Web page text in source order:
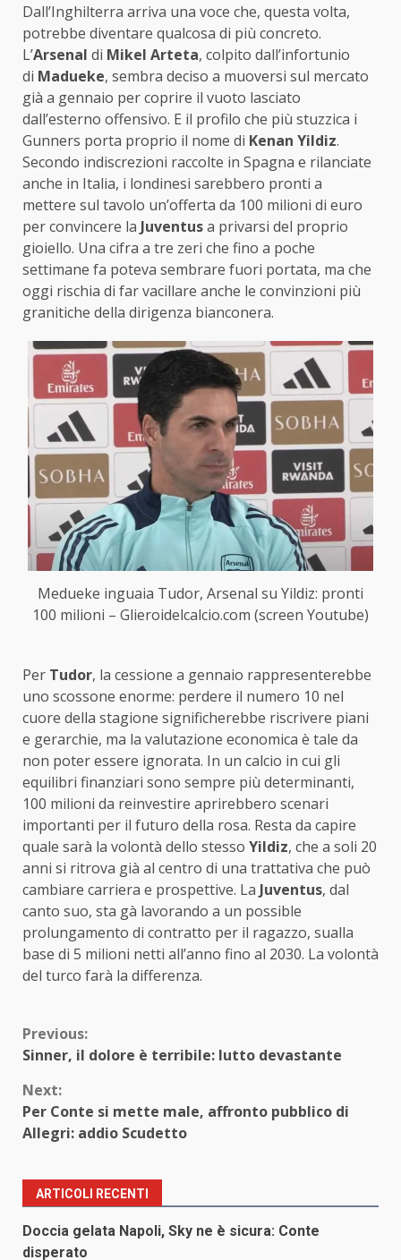
Dall’Inghilterra arriva una voce che, questa volta,
potrebbe diventare qualcosa di più concreto.
L’Arsenal di Mikel Arteta, colpito dall’infortunio
di Madueke, sembra deciso a muoversi sul mercato
già a gennaio per coprire il vuoto lasciato
dall’esterno offensivo. E il profilo che più stuzzica i
Gunners porta proprio il nome di Kenan Yildiz.
Secondo indiscrezioni raccolte in Spagna e rilanciate
anche in Italia, i londinesi sarebbero pronti a
mettere sul tavolo un’offerta da 100 milioni di euro
per convincere la Juventusa privarsi del proprio
gioiello. Una cifra a tre zeri che fino a poche
settimane fa poteva sembrare fuori portata, ma che
oggi rischia di far vacillare anche le convinzioni più
granitiche della dirigenza bianconera.
Medueke inguaia Tudor, Arsenal su Yildiz: pronti
100 milioni – Glieroidelcalcio.com (screen Youtube)
Per Tudor, la cessione a gennaio rappresenterebbe
uno scossone enorme: perdere il numero 10 nel
cuore della stagione significherebbe riscrivere piani
e gerarchie, ma la valutazione economica è tale da
non poter essere ignorata. In un calcio in cui gli
equilibri finanziari sono sempre più determinanti,
100 milioni da reinvestire aprirebbero scenari
importanti per il futuro della rosa. Resta da capire
quale sarà la volontà dello stesso Yildiz, che a soli 20
anni si ritrova già al centro di una trattativa che può
cambiare carriera e prospettive. La Juventus, dal
canto suo, sta gà lavorando a un possible
prolungamento di contratto per il ragazzo, sualla
base di 5 milioni netti all’anno fino al 2030. La volontà
del turco farà la differenza.
Continue
Previous:
Sinner, il dolore è terribile: lutto devastante
Next:
Per Conte si mette male, affronto pubblico di
Allegri: addio Scudetto
ARTICOLI RECENTI
Doccia gelata Napoli, Sky ne è sicura: Conte
disperato